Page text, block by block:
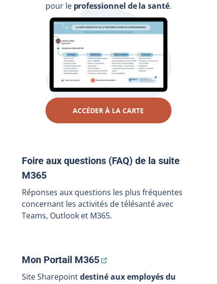
pour le professionnel de la santé.
ACCÉDER À LA CARTE
Foire aux questions (FAQ) de la suite
M365
Réponses aux questions les plus fréquentes
concernant les activités de télésanté avec
Teams, Outlook et M365.
Mon Portail M365
Site Sharepointdestiné aux employés du